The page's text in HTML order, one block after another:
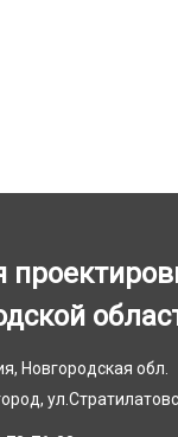
Новгородская обл.